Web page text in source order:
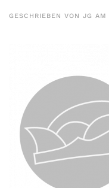
GESCHRIEBEN VON JG AM